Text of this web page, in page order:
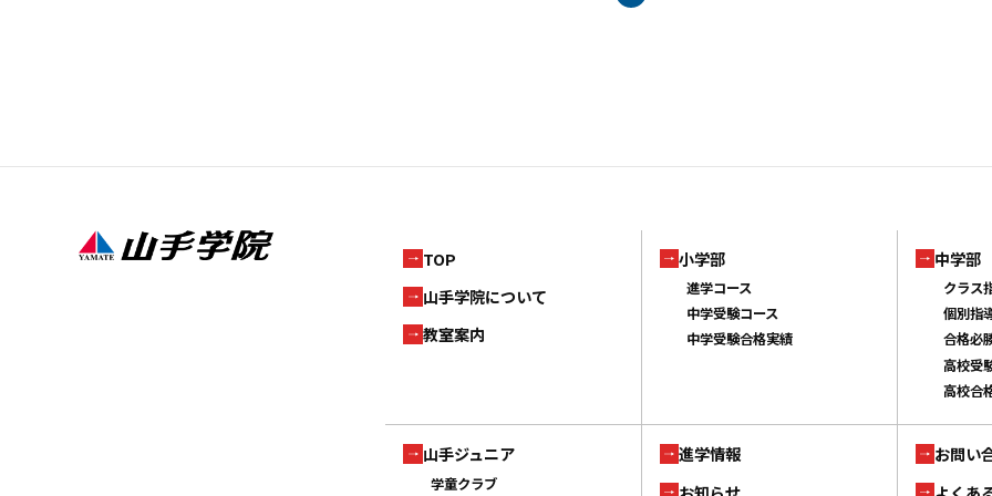
TOP
山手学院について
教室案内
小学部
進学コース
中学受験コース
中学受験合格実績
中学部
クラス
個別指
合格必
高校受
高校合
山手ジュニア
学童クラブ
進学情報
お問い